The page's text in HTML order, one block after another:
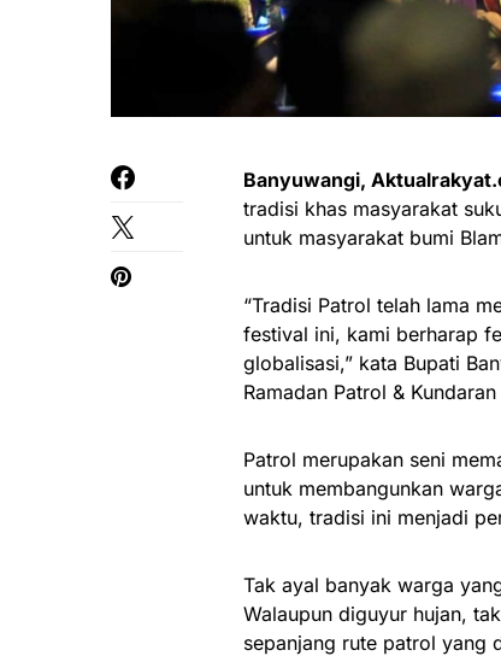
Banyuwangi,
tradisi khas masyarakat
untuk masyarakat bumi
“Tradisi Patrol telah lama
festival ini, kami berharap
globalisasi,” kata Bupati
Ramadan Patrol &
Patrol merupakan seni
untuk membangunkan
waktu, tradisi ini menjadi
Tak ayal banyak warga
Walaupun diguyur hujan,
sepanjang rute patrol yang